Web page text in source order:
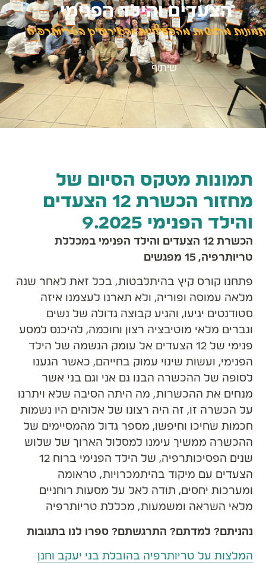
הצעדים והילד הפנימי
תמונות מרגשות מהפעילויות והאירועים בטריותרפיה
תמונות מטקס הסיום של
מחזור הכשרת 12 הצעדים
והילד הפנימי 9.2025
הכשרת 12 הצעדים והילד הפנימי במכללת
טריותרפיה, 15 מפגשים
פתחנו קורס קיץ בהיתלבטות, בכל זאת לאחר שנה
מלאה עמוסה ופוריה, ולא תארנו לעצמנו איזה
סטודנטים יגיעו, והגיע קבוצה גדולה של נשים
וגברים מלאי מוטיבציה רצון וחוכמה, להיכנס למסע
פנימי של 12 הצעדים אל עומק הנשמה של הילד
הפנימי, ועשות שינוי עמוק בחייהם, כאשר הגענו
לסופה של ההכשרה הבנו גם אני וגם בני אשר
מנחים את ההכשרות, מה היתה הסיבה שלא ויתרנו
על הכשרה זו, זה היה רצונו של אלוהים היו נשמות
חכמות שחיכו וחיפשו, מספר גדול מהמסיימים של
ההכשרה ממשיך עימנו למסלול הארוך של שלוש
שנים הפסיכותרפיה, של הילד הפנימי ברוח 12
הצעדים עם מיקוד בהיתמכרויות, טראומה
ומערכות יחסים, תודה לאל על מסעות רוחניים
מלאי השראה ומשמעות, מכללת טריותרפיה
נהניתם? למדתם? התרגשתם? ספרו לנו בתגובות
המלצות על טריותרפיה בהובלת בני יעקב וחנן